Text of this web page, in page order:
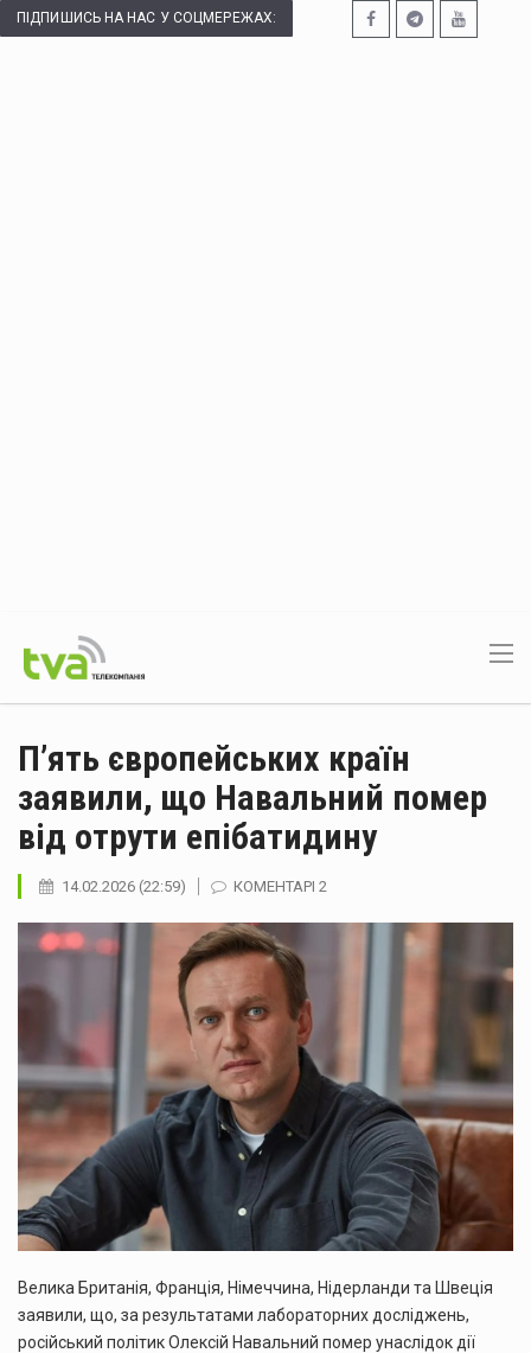
ПІДПИШИСЬ НА НАС У СОЦМЕРЕЖАХ:
П’ять європейських країн
заявили, що Навальний помер
від отрути епібатидину
14.02.2026 (22:59) КОМЕНТАРІ 2
Велика Британія, Франція, Німеччина, Нідерланди та Швеція
заявили, що, за результатами лабораторних досліджень,
російський політик Олексій Навальний помер унаслідок дії